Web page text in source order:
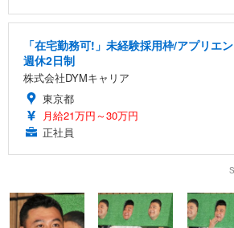
「在宅勤務可!」未経験採用枠/アプリエ
週休2日制
株式会社DYMキャリア
東京都
月給21万円～30万円
正社員